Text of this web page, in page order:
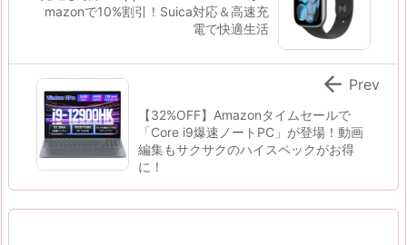
mazonで10%割引！Suica対応＆高速充
電で快適生活
【32%OFF】Amazonタイムセールで
「Core i9爆速ノートPC」が登場！動画
編集もサクサクのハイスペックがお得
に！
 Prev